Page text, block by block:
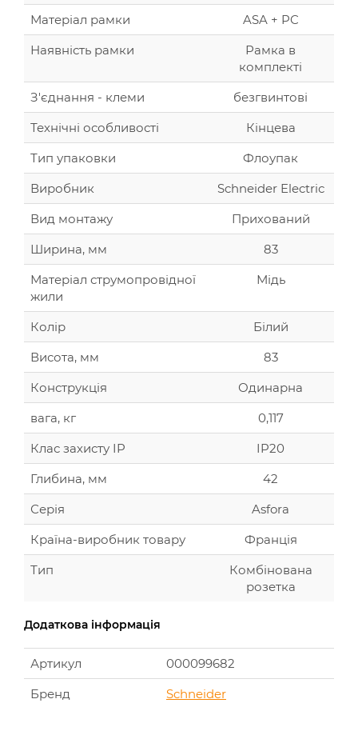
Матеріал рамки
ASA + PC
Наявність рамки
Рамка в
комплекті
З'єднання - клеми
безгвинтові
Технічні особливості
Кінцева
Тип упаковки
Флоупак
Виробник
Schneider Electriс
Вид монтажу
Прихований
Ширина, мм
83
Матеріал струмопровідної
жили
Мідь
Колір
Білий
Висота, мм
83
Конструкція
Одинарна
вага, кг
0,117
Клас захисту IP
IP20
Глибина, мм
42
Серія
Asfora
Країна-виробник товару
Франція
Тип
Комбінована
розетка
Додаткова інформація
Артикул
000099682
Бренд
Schneider